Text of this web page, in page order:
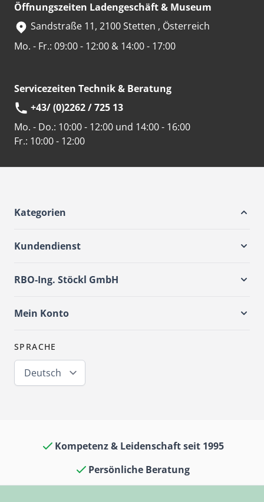
Öffnungszeiten Ladengeschäft & Museum
Sandstraße 11, 2100 Stetten , Österreich
Mo. - Fr.: 09:00 - 12:00 & 14:00 - 17:00
Servicezeiten Technik & Beratung
+43/ (0)2262 / 725 13
Mo. - Do.: 10:00 - 12:00 und 14:00 - 16:00
Fr.: 10:00 - 12:00
Kategorien
Kundendienst
RBO-Ing. Stöckl GmbH
Mein Konto
SPRACHE
Deutsch
Kompetenz & Leidenschaft seit 1995
Persönliche Beratung